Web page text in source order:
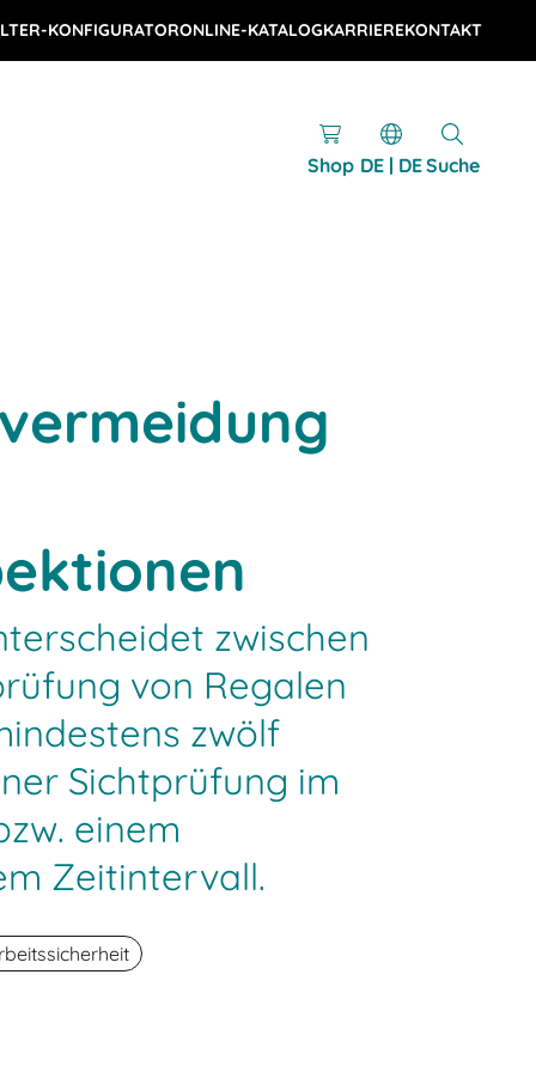
KONFIGURATORONLINE-KATALOGKARRIEREKONTAKT
Shop DE | DESuche
zwischen
von Regalen
zwölf
Sichtprüfung im
einem
Zeitintervall.